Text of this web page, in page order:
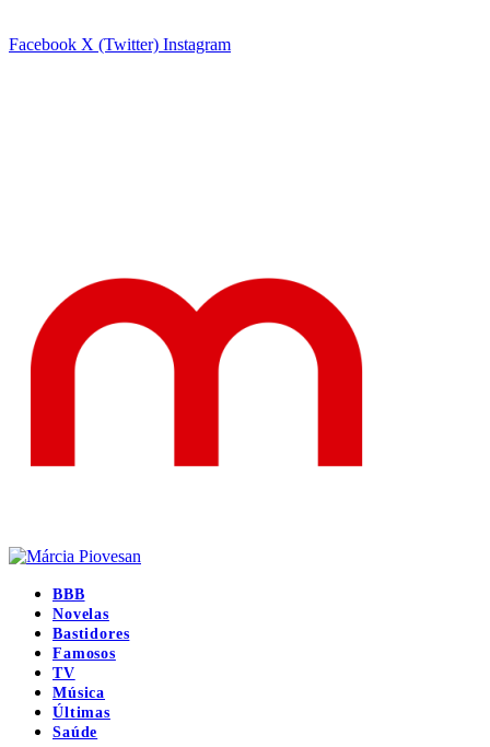
Facebook X (Twitter) Instagram
BBB
Novelas
Bastidores
Famosos
TV
Música
Últimas
Saúde